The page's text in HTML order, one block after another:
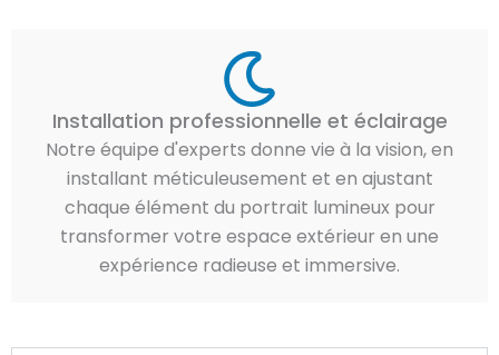
Installation professionnelle et éclairage
Notre équipe d'experts donne vie à la vision, en
installant méticuleusement et en ajustant
chaque élément du portrait lumineux pour
transformer votre espace extérieur en une
expérience radieuse et immersive.